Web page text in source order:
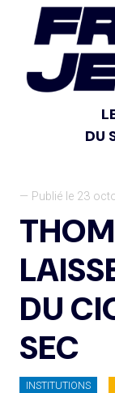
DU
— Publié le 23
DU
SEC
INSTITUTIONS